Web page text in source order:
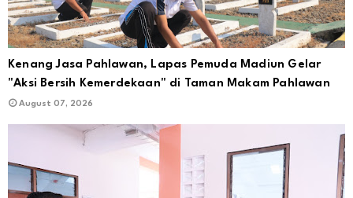
Kenang Jasa Pahlawan, Lapas Pemuda Madiun Gelar
"Aksi Bersih Kemerdekaan" di Taman Makam Pahlawan
August 07, 2026